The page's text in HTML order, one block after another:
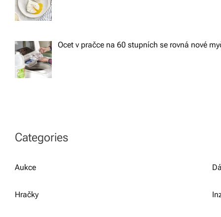
Ocet v pračce na 60 stupních se rovná nové
Categories
Aukce
Hračky